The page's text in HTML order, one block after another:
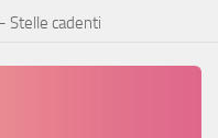
Stelle cadenti